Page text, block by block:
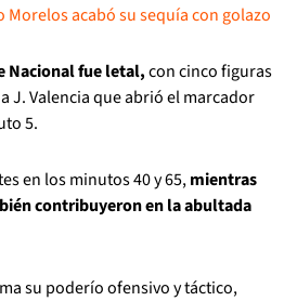
acabó su sequía con golazo
Nacional fue letal,con cinco figuras
J. Valencia que abrió el marcador
5.
en los minutos 40 y 65,mientras
contribuyeron en la abultada
su poderío ofensivo y táctico,